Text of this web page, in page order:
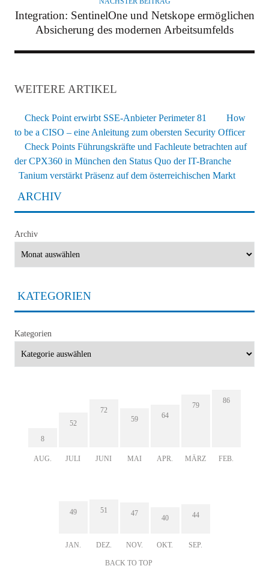
Integration: SentinelOne und Netskope ermöglichen
Absicherung des modernen Arbeitsumfelds
WEITERE ARTIKEL
Check Point erwirbt SSE-Anbieter Perimeter 81
How
to be a CISO – eine Anleitung zum obersten Security Officer
Check Points Führungskräfte und Fachleute betrachten auf
der CPX360 in München den Status Quo der IT-Branche
Tanium verstärkt Präsenz auf dem österreichischen Markt
ARCHIV
Archiv
KATEGORIEN
Kategorien
8
AUG.
52
JULI
72
JUNI
59
MAI
64
APR.
79
MÄRZ
86
FEB.
49
JAN.
51
DEZ.
47
NOV.
40
OKT.
44
SEP.
BACK TO TOP